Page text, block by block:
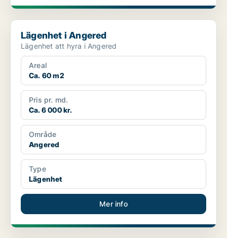
Lägenhet i Angered
Lägenhet i Angered
Lägenhet att hyra i Angered
Areal
Ca. 60 m2
Pris pr. md.
Ca. 6 000 kr.
Område
Angered
Type
Lägenhet
Mer info